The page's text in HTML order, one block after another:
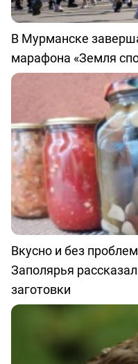
В Мурманске
марафона «Земля
Вкусно и без
Заполярья
заготовки